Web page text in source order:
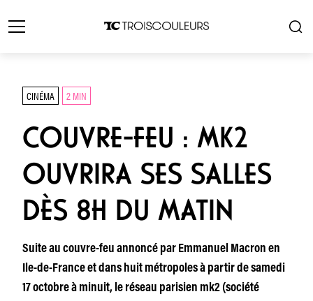
CINÉMA 2 MIN
COUVRE-FEU : MK2
OUVRIRA SES SALLES
DÈS 8H DU MATIN
Suite au couvre-feu annoncé par Emmanuel Macron en
Ile-de-France et dans huit métropoles à partir de samedi
17 octobre à minuit, le réseau parisien mk2 (société